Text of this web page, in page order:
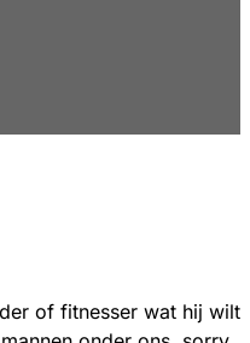
of fitnesser wat hij wilt